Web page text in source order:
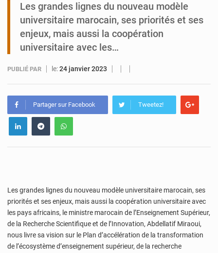
Les grandes lignes du nouveau modèle
universitaire marocain, ses priorités et ses
enjeux, mais aussi la coopération
universitaire avec les…
PUBLIÉ PAR le:24 janvier 2023
Partager sur Facebook Tweetez!
Les grandes lignes du nouveau modèle universitaire marocain, ses
priorités et ses enjeux, mais aussi la coopération universitaire avec
les pays africains, le ministre marocain de l’Enseignement Supérieur,
de la Recherche Scientifique et de l’Innovation, Abdellatif Miraoui,
nous livre sa vision sur le Plan d’accélération de la transformation
de l’écosystème d’enseignement supérieur, de la recherche